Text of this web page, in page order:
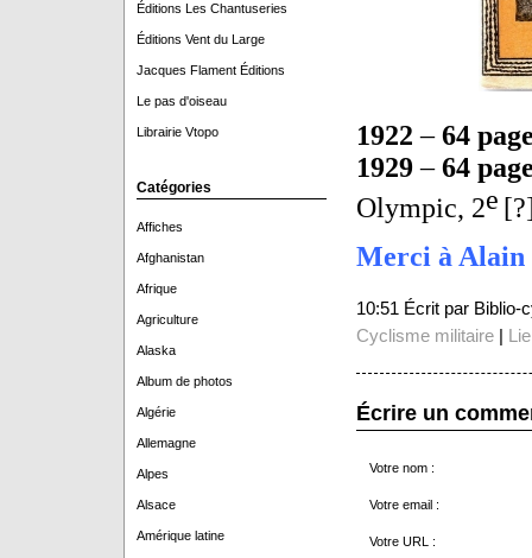
Éditions Les Chantuseries
Éditions Vent du Large
Jacques Flament Éditions
Le pas d'oiseau
Librairie Vtopo
Catégories
Affiches
Afghanistan
Afrique
Agriculture
Alaska
Album de photos
Algérie
Allemagne
Alpes
Alsace
Amérique latine
1922 –64
1929–64
Olympic, 2e
Merci à Alain
10:51 Écrit par Biblio-
Cyclisme militaire|
Écrire un
Votre nom :
Votre email :
Votre URL :